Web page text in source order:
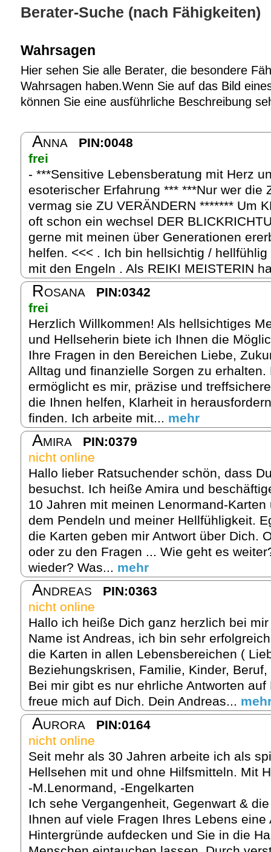
Berater-Suche (nach Fähigkeiten)
Wahrsagen
Hier sehen Sie alle Berater, die besondere
Wahrsagen haben.Wenn Sie auf das Bild
können Sie eine ausführliche Beschreibung
Anna
PIN:0048
frei
- ***Sensitive Lebensberatung mit Herz
esoterischer Erfahrung *** ***Nur wer die
vermag sie ZU VERÄNDERN ******* Um
oft schon ein wechsel DER
gerne mit meinen über Generationen
helfen. <<< . Ich bin hellsichtig /
mit den Engeln . Als REIKI MEISTERIN
Rosana
PIN:0342
frei
Herzlich Willkommen! Als hellsichtiges
und Hellseherin biete ich Ihnen die
Ihre Fragen in den Bereichen Liebe,
Alltag und finanzielle Sorgen zu erhalten.
ermöglicht es mir, präzise und
die Ihnen helfen, Klarheit in
finden. Ich arbeite mit... mehr
Amira
PIN:0379
nicht online
Hallo lieber Ratsuchender schön, dass
besuchst. Ich heiße Amira und
10 Jahren mit meinen Lenormand-
dem Pendeln und meiner Hellfühligkeit.
die Karten geben mir Antwort über Dich.
oder zu den Fragen ... Wie geht es
wieder? Was... mehr
Andreas
PIN:0363
nicht online
Hallo ich heiße Dich ganz herzlich bei
Name ist Andreas, ich bin sehr
die Karten in allen Lebensbereichen (
Beziehungskrisen, Familie, Kinder,
Bei mir gibt es nur ehrliche Antworten
freue mich auf Dich. Dein Andreas...
Aurora
PIN:0164
nicht online
Seit mehr als 30 Jahren arbeite ich als
Hellsehen mit und ohne Hilfsmitteln. Mit
-M.Lenormand, -Engelkarten
Ich sehe Vergangenheit, Gegenwart &
Ihnen auf viele Fragen Ihres Lebens eine
Hintergründe aufdecken und Sie in die